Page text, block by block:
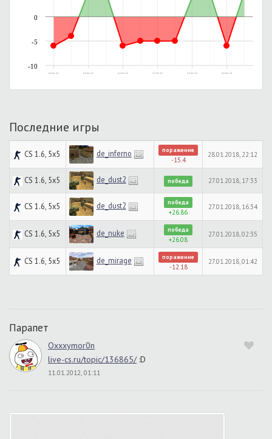
04.04.2014, 19:12 04.04.2014, 20:56 26.01.2018, 22:45 27.01.2018, 00:27 27.01.2018, 03:24 28.01.2018, 22:48
-10
-5
0
Последние игры
CS 1.6, 5x5 de_inferno поражение
-15.4
28.01.2018, 22:12
CS 1.6, 5x5 de_dust2 победа 27.01.2018, 17:33
CS 1.6, 5x5 de_dust2 победа
+26.86
27.01.2018, 16:34
CS 1.6, 5x5 de_nuke победа
+26.08
27.01.2018, 02:35
CS 1.6, 5x5 de_mirage поражение
-12.18
27.01.2018, 01:42
Парапет
Oxxxymor0n
live-cs.ru/topic/136865/:D
11.01.2012, 01:11